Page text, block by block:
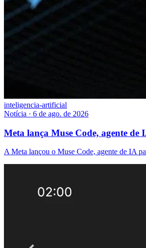
inteligencia-artificial
Notícia · 6 de ago. de 2026
Meta lança Muse Code, agente
A Meta lançou o Muse Code, agente de IA